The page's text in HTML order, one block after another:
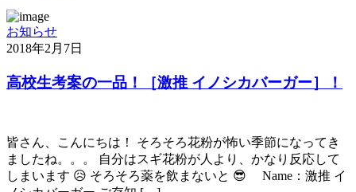
お知らせ
2018年2月7日
高校生考案の一品！［激推 イノシカバーガー］！
皆さん、こんにちは！ そろそろ花粉が怖い季節になってき
ましたね。。。 自分はスギ花粉が人より、かなり反応して
しまいます 😥 そろそろ薬を飲まないと 😎 Name：激推 イ